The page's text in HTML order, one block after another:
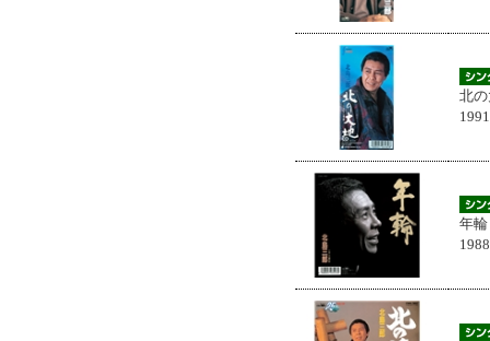
北
年輪